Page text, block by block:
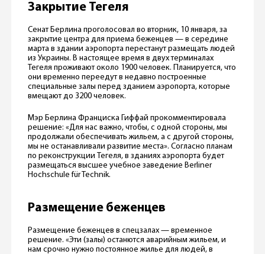
Закрытие Тегеля
Сенат Берлина проголосовал во вторник, 10 января, за
закрытие центра для приема беженцев — в середине
марта в здании аэропорта перестанут размещать людей
из Украины. В настоящее время в двух терминалах
Тегеля проживают около 1900 человек. Планируется, что
они временно переедут в недавно построенные
специальные залы перед зданием аэропорта, которые
вмещают до 3200 человек.
Мэр Берлина Франциска Гиффай прокомментировала
решение: «Для нас важно, чтобы, с одной стороны, мы
продолжали обеспечивать жильем, а с другой стороны,
мы не останавливали развитие места». Согласно планам
по реконструкции Тегеля, в зданиях аэропорта будет
размещаться высшее учебное заведение Berliner
Hochschule für Technik.
Размещение беженцев
Размещение беженцев в спецзалах — временное
решение. «Эти (залы) останются аварийным жильем, и
нам срочно нужно постоянное жилье для людей, в